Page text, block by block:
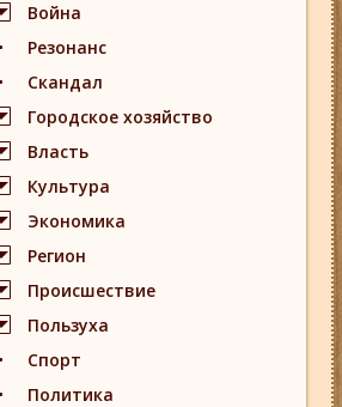
Война
Резонанс
Скандал
Городское хозяйство
Власть
Культура
Экономика
Регион
Происшествие
Пользуха
Спорт
Политика